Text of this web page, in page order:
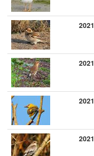
2021
2021
2021
2021